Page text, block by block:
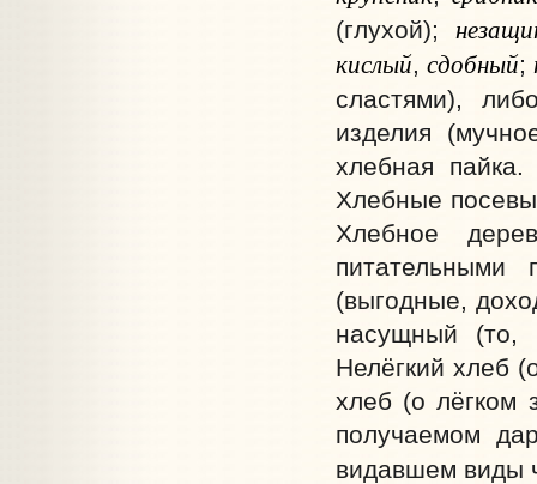
(глухой);
кислый, сдобный;
сластями),
изделия
хлебная
Хлебные
Хлебное
питательными
(выгодные,
насущный (то,
Нелёгкий хлеб
хлеб (о лёгком
получаемом
видавшем виды